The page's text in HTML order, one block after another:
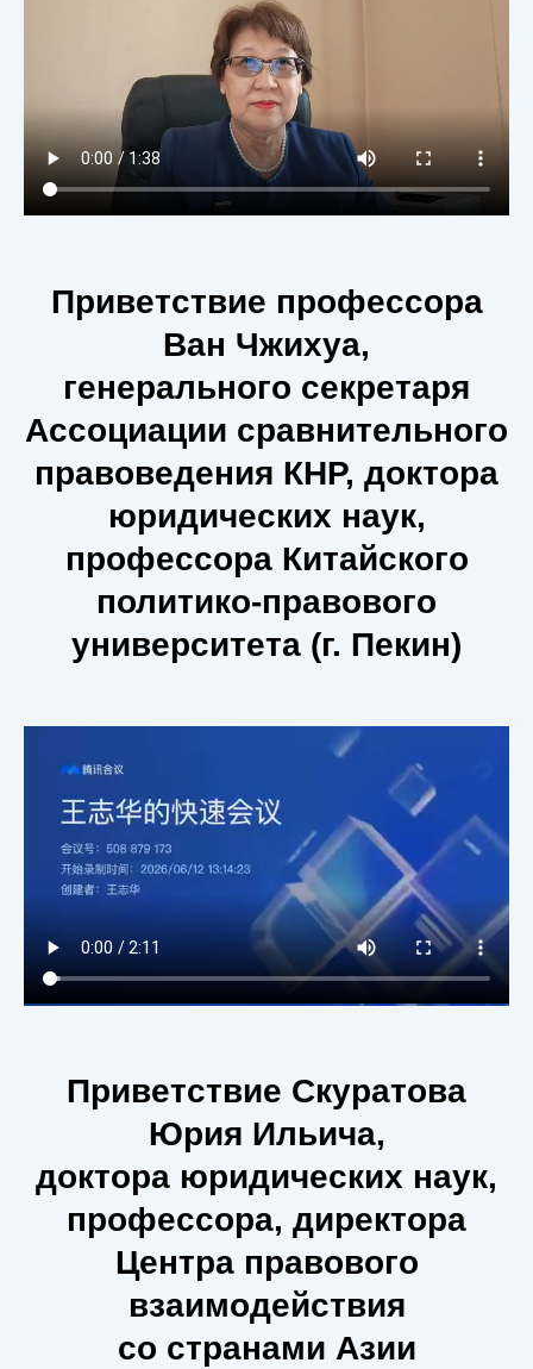
Приветствие профессора
Ван Чжихуа,
генерального секретаря
Ассоциации сравнительного
правоведения КНР, доктора
юридических наук,
профессора Китайского
политико-правового
университета (г. Пекин)
Приветствие Скуратова
Юрия Ильича,
доктора юридических наук,
профессора, директора
Центра правового
взаимодействия
со странами Азии